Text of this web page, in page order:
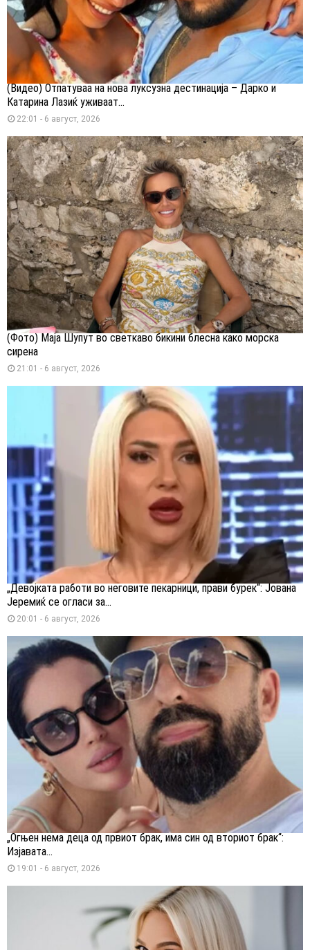
(Видео) Отпатуваа на нова луксузна дестинација – Дарко и
Катарина Лазиќ уживаат...
22:01 - 6 август, 2026
(Фото) Маја Шупут во светкаво бикини блесна како морска
сирена
21:01 - 6 август, 2026
„Девојката работи во неговите пекарници, прави бурек“: Јована
Јеремиќ се огласи за...
20:01 - 6 август, 2026
„Огњен нема деца од првиот брак, има син од вториот брак“:
Изјавата...
19:01 - 6 август, 2026